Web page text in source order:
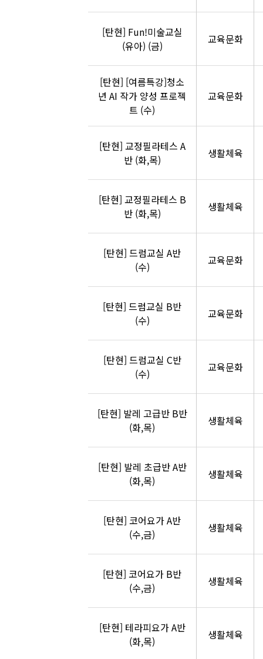
[탄현] Fun!미술교실
(유아) (금)
교육문화
[탄현] [여름특강]청소
년 AI 작가 양성 프로젝
트 (수)
교육문화
[탄현] 교정필라테스 A
반 (화,목)
생활체육
[탄현] 교정필라테스 B
반 (화,목)
생활체육
[탄현] 드럼교실 A반
(수)
교육문화
[탄현] 드럼교실 B반
(수)
교육문화
[탄현] 드럼교실 C반
(수)
교육문화
[탄현] 발레 고급반 B반
(화,목)
생활체육
[탄현] 발레 초급반 A반
(화,목)
생활체육
[탄현] 코어요가 A반
(수,금)
생활체육
[탄현] 코어요가 B반
(수,금)
생활체육
[탄현] 테라피요가 A반
(화,목)
생활체육